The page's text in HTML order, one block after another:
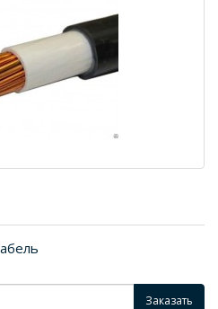
Заказать